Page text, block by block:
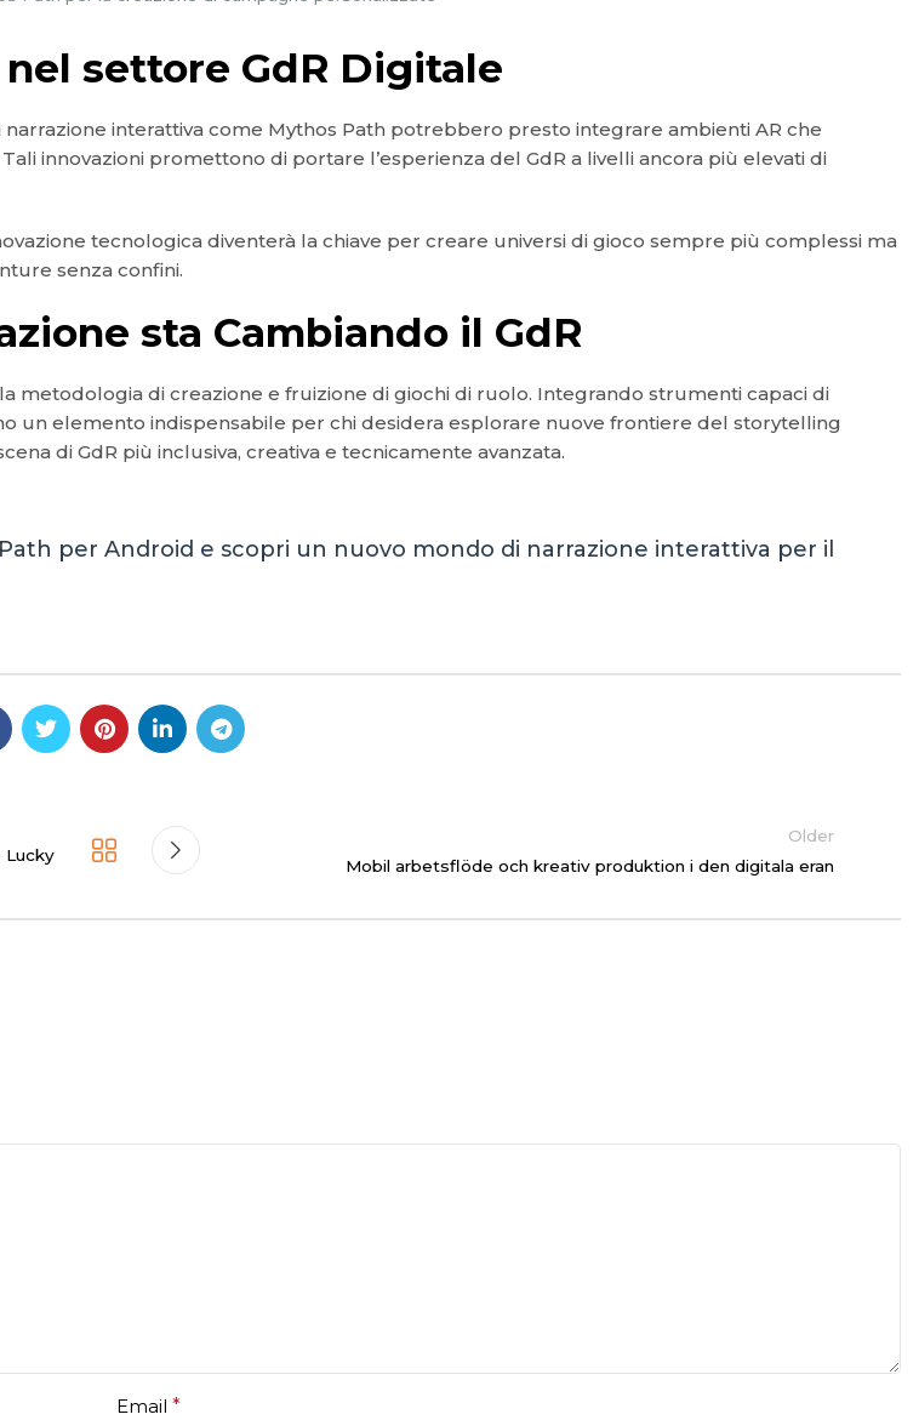
settore GdR Digitale
interattiva come Mythos Path potrebbero presto integrare ambienti AR che
innovazioni promettono di portare l’esperienza del GdR a livelli ancora più elevati di
tecnologica diventerà la chiave per creare universi di gioco sempre più complessi ma
senza confini.
sta Cambiando il GdR
metodologia di creazione e fruizione di giochi di ruolo. Integrando strumenti capaci di
un elemento indispensabile per chi desidera esplorare nuove frontiere del storytelling
di GdR più inclusiva, creativa e tecnicamente avanzata.
per Android e scopri un nuovo mondo di narrazione interattiva per il
Lucky
Older
Mobil arbetsflöde och kreativ produktion i den digitala eran
Email *